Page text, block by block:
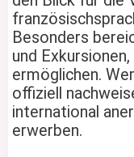
Besonders
und
ermöglichen.
offiziell
international
erwerben.